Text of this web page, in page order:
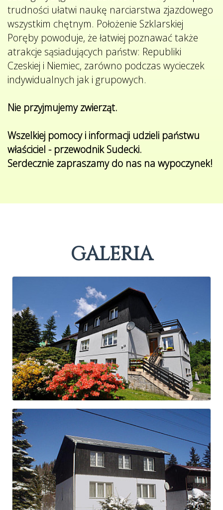
trudności ułatwi naukę narciarstwa zjazdowego
wszystkim chętnym. Położenie Szklarskiej
Poręby powoduje, że łatwiej poznawać także
atrakcje sąsiadujących państw: Republiki
Czeskiej i Niemiec, zarówno podczas wycieczek
indywidualnych jak i grupowych.
Nie przyjmujemy zwierząt.
Wszelkiej pomocy i informacji udzieli państwu
właściciel - przewodnik Sudecki.
Serdecznie zapraszamy do nas na wypoczynek!
GALERIA